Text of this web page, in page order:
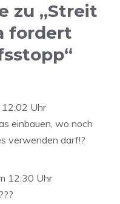
zu „Streit
fordert
Uhr
einbauen, wo noch
verwenden darf!?
12:30 Uhr